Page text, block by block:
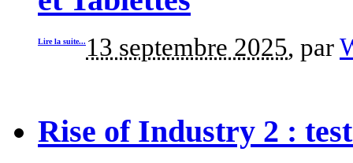
13 septembre 2025, par
Lire la suite...
Rise of Industry 2 :